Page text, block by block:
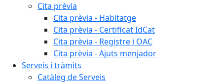
Cita prèvia
Cita prèvia - Habitatge
Cita prèvia - Certificat IdCat
Cita prèvia - Registre i OAC
Cita prèvia - Ajuts menjador
Serveis i tràmits
Catàleg de Serveis